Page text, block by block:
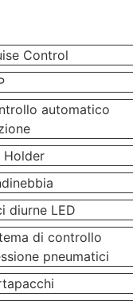
Control
automatico
Holder
diurne LED
di controllo
pneumatici